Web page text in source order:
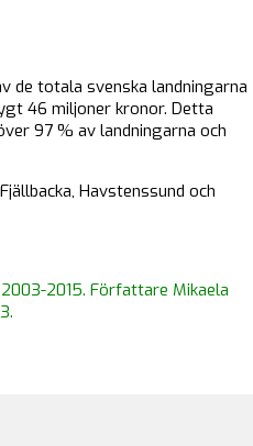
de totala svenska landningarna
46 miljoner kronor. Detta
97 % av landningarna och
Havstenssund och
2015. Författare Mikaela